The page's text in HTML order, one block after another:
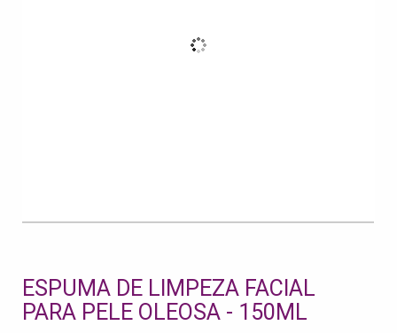
ESPUMA DE LIMPEZA FACIAL
PARA PELE OLEOSA - 150ML